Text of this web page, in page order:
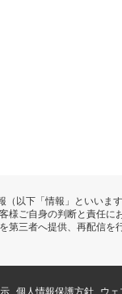
以下「情報」といい
様ご自身の判断と責任
第三者へ提供、再配信
個人情報保護方針 ウ